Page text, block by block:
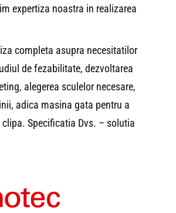
expertiza noastra in realizarea
completa asupra necesitatilor
de fezabilitate, dezvoltarea
alegerea sculelor necesare,
adica masina gata pentru a
Specificatia Dvs. – solutia